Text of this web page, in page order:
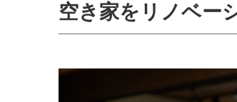
空き家をリノベー